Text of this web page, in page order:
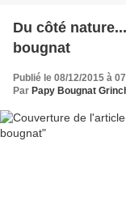
Du côté
bougnat
Publié le 08/12/2015 à
Par Papy Bougnat